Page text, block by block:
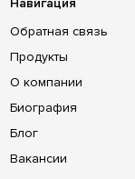
Обратная связь
Продукты
О компании
Биография
Блог
Вакансии